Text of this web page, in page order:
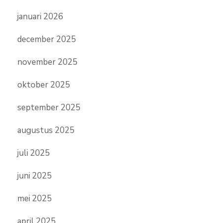
januari 2026
december 2025
november 2025
oktober 2025
september 2025
augustus 2025
juli 2025
juni 2025
mei 2025